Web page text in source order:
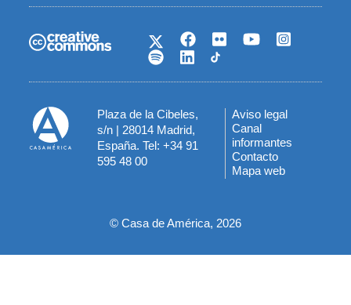
Plaza de la Cibeles,
s/n | 28014 Madrid,
España. Tel: +34 91
595 48 00
Menú
del
pie
Aviso legal
Canal
informantes
Contacto
Mapa web
© Casa de América, 2026